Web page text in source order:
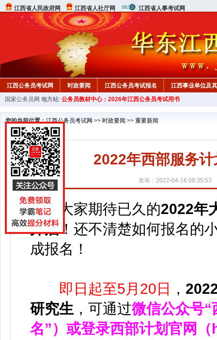
江西省人民政府网 江西省人社厅网 江西省人事考试网
江西公务员考试网 时政要闻 江西公务员考试报名 江西事业单位及
行测真题 在线咨询 教材中心
国家公务员网 地方站: 公务员教材中心：2026年江西公务员考试用书
您的当前位置：江西公务员考试网 >> 时政要闻 >> 重要新闻
2022年西部服务
发布：2022-04-16 08:35:53
大家期待已久的2022年
开启！还不清楚如何报名的
成报名！
即日起至5月20日 ，
研究生 ，可通过微信公众号“
名”） 或登录西部计划官网